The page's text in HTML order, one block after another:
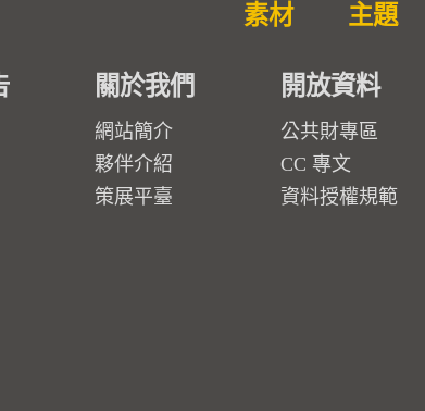
素材 主題
關於我們
網站簡介
夥伴介紹
策展平臺
開放資料
公共財專區
CC 專文
資料授權規範